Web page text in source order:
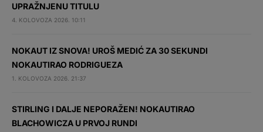
UPRAŽNJENU TITULU
4. KOLOVOZA 2026. 10:11
NOKAUT IZ SNOVA! UROŠ MEDIĆ ZA 30 SEKUNDI
NOKAUTIRAO RODRIGUEZA
1. KOLOVOZA 2026. 21:37
STIRLING I DALJE NEPORAŽEN! NOKAUTIRAO
BLACHOWICZA U PRVOJ RUNDI